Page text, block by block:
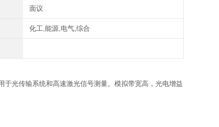
面议
化工,能源,电气,综合
于光传输系统和高速激光信号测量。模拟带宽高，光电增益